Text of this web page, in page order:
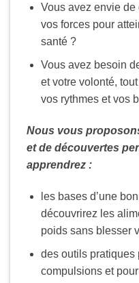
Vous avez envie
vos forces pour
santé ?
Vous avez besoin
et votre volonté,
vos rythmes et vos
Nous vous
et de découvertes
apprendrez :
les bases d’une
découvrirez les
poids sans blesser
des outils pratiques
compulsions et